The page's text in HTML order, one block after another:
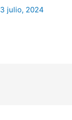
3 julio, 2024